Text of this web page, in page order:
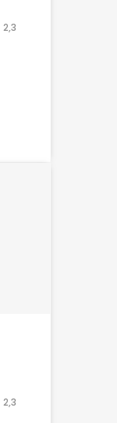
2,3
2,3